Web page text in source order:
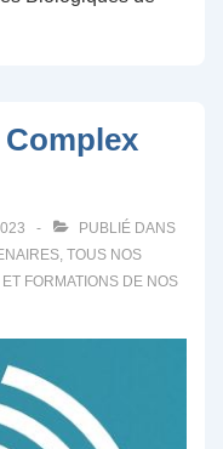
PUBLIÉ DANS
, TOUS NOS
FORMATIONS DE NOS